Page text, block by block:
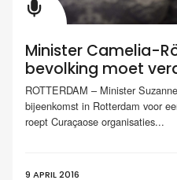
Minister Camelia-
bevolking moet
ROTTERDAM – Minister
bijeenkomst in Rotterdam voor
roept Curaçaose organisaties...
9 APRIL 2016